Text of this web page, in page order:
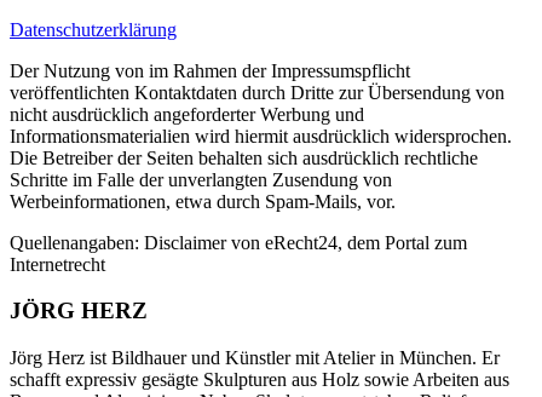
Datenschutzerklärung
Der Nutzung von im Rahmen der Impressumspflicht
veröffentlichten Kontaktdaten durch Dritte zur Übersendung von
nicht ausdrücklich angeforderter Werbung und
Informationsmaterialien wird hiermit ausdrücklich widersprochen.
Die Betreiber der Seiten behalten sich ausdrücklich rechtliche
Schritte im Falle der unverlangten Zusendung von
Werbeinformationen, etwa durch Spam-Mails, vor.
Quellenangaben: Disclaimer von eRecht24, dem Portal zum
Internetrecht
JÖRG HERZ
Jörg Herz ist Bildhauer und Künstler mit Atelier in München. Er
schafft expressiv gesägte Skulpturen aus Holz sowie Arbeiten aus